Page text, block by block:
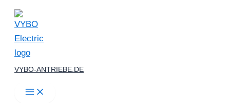
Zum
Inhalt
springen
VYBO-ANTRIEBE.DE
Plus-
4T0150)